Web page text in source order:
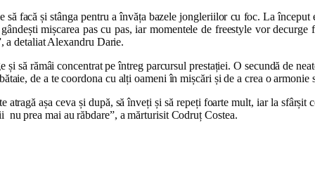
facă și stânga pentru a învăța bazele jongleriilor cu foc. La
mișcarea pas cu pas, iar momentele de freestyle vor
a detaliat Alexandru Darie.
să rămâi concentrat pe întreg parcursul prestației. O secundă de
de a te coordona cu alți oameni în mișcări și de a crea o
așa ceva și după, să înveți și să repeți foarte mult, iar la
nu prea mai au răbdare”, a mărturisit Codruț Costea.